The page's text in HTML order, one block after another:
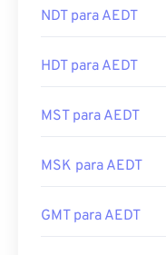
NDT para AEDT
HDT para AEDT
MST para AEDT
MSK para AEDT
GMT para AEDT